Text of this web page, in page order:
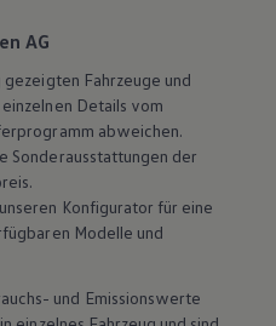
AG
Fahrzeuge und
Details vom
abweichen.
Sonderausstattungen der
Konfigurator für eine
Modelle und
und Emissionswerte